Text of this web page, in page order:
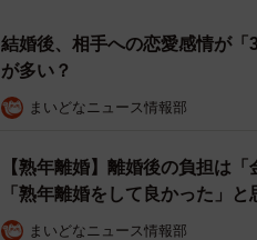
結婚後、相手への恋愛感情が
が多い？
まいどなニュース情報部
【熟年離婚】離婚後の負担は
「熟年離婚をして良かった」と
まいどなニュース情報部